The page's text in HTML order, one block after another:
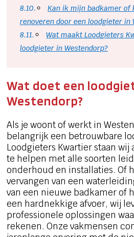
Kan ik mijn badkamer of
renoveren door een loodgieter in
Wat maakt Loodgieters
loodgieter in Westendorp?
Wat doet een
Westendorp?
Als je woont of werkt in
belangrijk een betrouwbare
Loodgieters Kwartier staan wij
te helpen met alle soorten
onderhoud en installaties. Of
vervangen van een
van een nieuwe badkamer of
een hardnekkige afvoer, wij
professionele oplossingen
rekenen. Onze vakmensen